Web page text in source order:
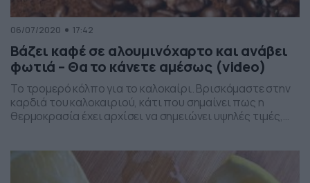
06/07/2020 17:42
Βάζει καφέ σε αλουμινόχαρτο και ανάβει
φωτιά – Θα το κάνετε αμέσως (video)
Το τρομερό κόλπο για το καλοκαίρι. Βρισκόμαστε στην
καρδιά του καλοκαιριού, κάτι που σημαίνει πως η
θερμοκρασία έχει αρχίσει να σημειώνει υψηλές τιμές,
πιο έντονη η παρουσία κουνουπιών, αλλά και άλλων
εντόμων που μπορούν να μας κάνουν την ζωή […]